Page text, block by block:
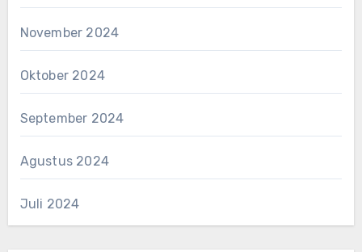
November 2024
Oktober 2024
September 2024
Agustus 2024
Juli 2024